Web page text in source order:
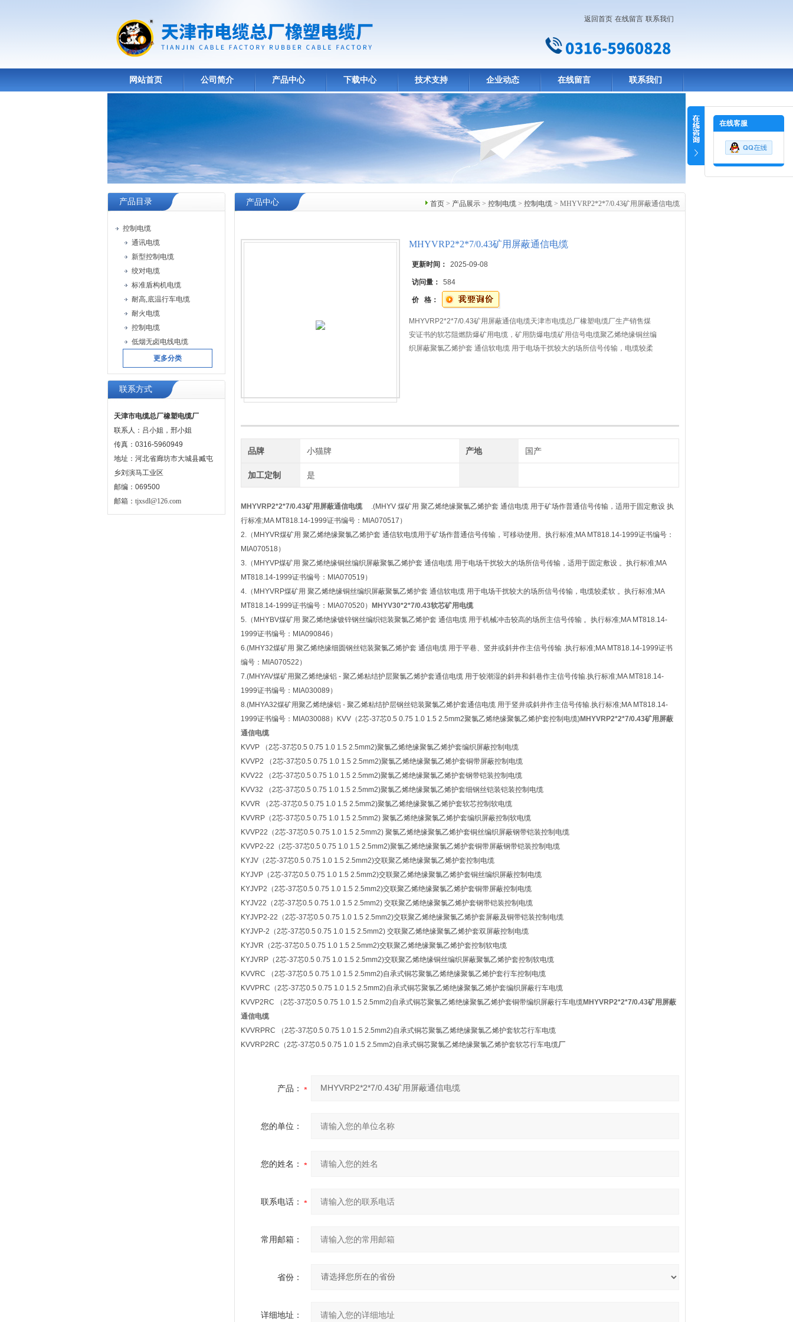
返回首页 在线留言 联系我们
网站首页 公司简介 产品中心 下载中心 技术支持 企业动态 在线留言 联系我们
产品目录
控制电缆
通讯电缆
新型控制电缆
绞对电缆
标准盾构机电缆
耐高,底温行车电缆
耐火电缆
控制电缆
低烟无卤电线电缆
更多分类
联系方式
天津市电缆总厂橡塑电缆厂
联系人：吕小姐，邢小姐
传真：0316-5960949
地址：河北省廊坊市大城县臧屯
乡刘演马工业区
邮编：069500
邮箱： tjxsdl@126.com
首页 > 产品展示 > 控制电缆 > 控制电缆 > MHYVRP2*2*7/0.43矿用屏蔽通信电缆
产品中心
MHYVRP2*2*7/0.43矿用屏蔽通信电缆
更新时间： 2025-09-08
访问量： 584
价 格：
MHYVRP2*2*7/0.43矿用屏蔽通信电缆天津市电缆总厂橡塑电缆厂生产销售煤
安证书的软芯阻燃防爆矿用电缆，矿用防爆电缆矿用信号电缆聚乙烯绝缘铜丝编
织屏蔽聚氯乙烯护套 通信软电缆 用于电场干扰较大的场所信号传输，电缆较柔
品牌 小猫牌 产地 国产
加工定制 是
MHYVRP2*2*7/0.43矿用屏蔽通信电缆
.(MHYV 煤矿用 聚乙烯绝缘聚氯乙烯护套 通信电缆 用于矿场作普通信号传输，适用于固定敷设 执
行标准;MA MT818.14-1999证书编号：MIA070517）
2.（MHYVR煤矿用 聚乙烯绝缘聚氯乙烯护套 通信软电缆用于矿场作普通信号传输，可移动使用。执行标准;MA MT818.14-1999证书编号：
MIA070518）
3.（MHYVP煤矿用 聚乙烯绝缘铜丝编织屏蔽聚氯乙烯护套 通信电缆 用于电场干扰较大的场所信号传输，适用于固定敷设 。执行标准;MA
MT818.14-1999证书编号：MIA070519）
4.（MHYVRP煤矿用 聚乙烯绝缘铜丝编织屏蔽聚氯乙烯护套 通信软电缆 用于电场干扰较大的场所信号传输，电缆较柔软 。执行标准;MA
MT818.14-1999证书编号：MIA070520）
MHYV30*2*7/0.43软芯矿用电缆
5.（MHYBV煤矿用 聚乙烯绝缘镀锌钢丝编织铠装聚氯乙烯护套 通信电缆 用于机械冲击较高的场所主信号传输 。执行标准;MA MT818.14-
1999证书编号：MIA090846）
6.(MHY32煤矿用 聚乙烯绝缘细圆钢丝铠装聚氯乙烯护套 通信电缆 用于平巷、竖井或斜井作主信号传输 .执行标准;MA MT818.14-1999证书
编号：MIA070522）
7.(MHYAV煤矿用聚乙烯绝缘铝 - 聚乙烯粘结护层聚氯乙烯护套通信电缆 用于较潮湿的斜井和斜巷作主信号传输.执行标准;MA MT818.14-
1999证书编号：MIA030089）
8.(MHYA32煤矿用聚乙烯绝缘铝 - 聚乙烯粘结护层钢丝铠装聚氯乙烯护套通信电缆 用于竖井或斜井作主信号传输.执行标准;MA MT818.14-
1999证书编号：MIA030088）KVV（2芯-37芯0.5 0.75 1.0 1.5 2.5mm2聚氯乙烯绝缘聚氯乙烯护套控制电缆)MHYVRP2*2*7/0.43矿用屏蔽
通信电缆
KVVP （2芯-37芯0.5 0.75 1.0 1.5 2.5mm2)聚氯乙烯绝缘聚氯乙烯护套编织屏蔽控制电缆
KVVP2 （2芯-37芯0.5 0.75 1.0 1.5 2.5mm2)聚氯乙烯绝缘聚氯乙烯护套铜带屏蔽控制电缆
KVV22 （2芯-37芯0.5 0.75 1.0 1.5 2.5mm2)聚氯乙烯绝缘聚氯乙烯护套钢带铠装控制电缆
KVV32 （2芯-37芯0.5 0.75 1.0 1.5 2.5mm2)聚氯乙烯绝缘聚氯乙烯护套细钢丝铠装铠装控制电缆
KVVR （2芯-37芯0.5 0.75 1.0 1.5 2.5mm2)聚氯乙烯绝缘聚氯乙烯护套软芯控制软电缆
KVVRP（2芯-37芯0.5 0.75 1.0 1.5 2.5mm2) 聚氯乙烯绝缘聚氯乙烯护套编织屏蔽控制软电缆
KVVP22（2芯-37芯0.5 0.75 1.0 1.5 2.5mm2) 聚氯乙烯绝缘聚氯乙烯护套铜丝编织屏蔽钢带铠装控制电缆
KVVP2-22（2芯-37芯0.5 0.75 1.0 1.5 2.5mm2)聚氯乙烯绝缘聚氯乙烯护套铜带屏蔽钢带铠装控制电缆
KYJV（2芯-37芯0.5 0.75 1.0 1.5 2.5mm2)交联聚乙烯绝缘聚氯乙烯护套控制电缆
KYJVP（2芯-37芯0.5 0.75 1.0 1.5 2.5mm2)交联聚乙烯绝缘聚氯乙烯护套铜丝编织屏蔽控制电缆
KYJVP2（2芯-37芯0.5 0.75 1.0 1.5 2.5mm2)交联聚乙烯绝缘聚氯乙烯护套铜带屏蔽控制电缆
KYJV22（2芯-37芯0.5 0.75 1.0 1.5 2.5mm2) 交联聚乙烯绝缘聚氯乙烯护套钢带铠装控制电缆
KYJVP2-22（2芯-37芯0.5 0.75 1.0 1.5 2.5mm2)交联聚乙烯绝缘聚氯乙烯护套屏蔽及铜带铠装控制电缆
KYJVP-2（2芯-37芯0.5 0.75 1.0 1.5 2.5mm2) 交联聚乙烯绝缘聚氯乙烯护套双屏蔽控制电缆
KYJVR（2芯-37芯0.5 0.75 1.0 1.5 2.5mm2)交联聚乙烯绝缘聚氯乙烯护套控制软电缆
KYJVRP（2芯-37芯0.5 0.75 1.0 1.5 2.5mm2)交联聚乙烯绝缘铜丝编织屏蔽聚氯乙烯护套控制软电缆
KVVRC （2芯-37芯0.5 0.75 1.0 1.5 2.5mm2)自承式铜芯聚氯乙烯绝缘聚氯乙烯护套行车控制电缆
KVVPRC（2芯-37芯0.5 0.75 1.0 1.5 2.5mm2)自承式铜芯聚氯乙烯绝缘聚氯乙烯护套编织屏蔽行车电缆
KVVP2RC （2芯-37芯0.5 0.75 1.0 1.5 2.5mm2)自承式铜芯聚氯乙烯绝缘聚氯乙烯护套铜带编织屏蔽行车电缆MHYVRP2*2*7/0.43矿用屏蔽
通信电缆
KVVRPRC （2芯-37芯0.5 0.75 1.0 1.5 2.5mm2)自承式铜芯聚氯乙烯绝缘聚氯乙烯护套软芯行车电缆
KVVRP2RC（2芯-37芯0.5 0.75 1.0 1.5 2.5mm2)自承式铜芯聚氯乙烯绝缘聚氯乙烯护套软芯行车电缆厂
产品：
您的单位：
您的姓名：
联系电话：
常用邮箱：
省份：
详细地址：
在线客服